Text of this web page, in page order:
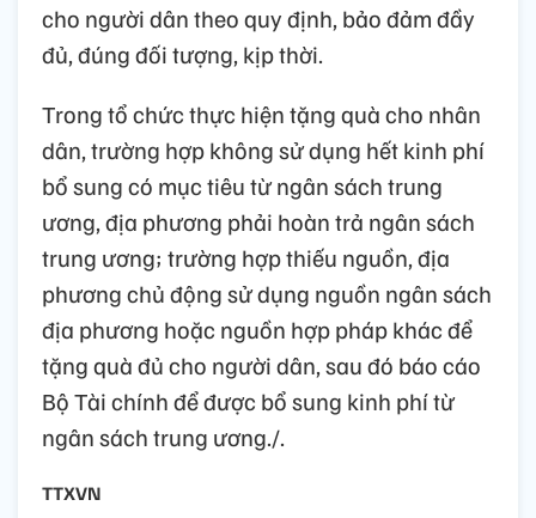
cho người dân theo quy định, bảo đảm đầy
đủ, đúng đối tượng, kịp thời.
Trong tổ chức thực hiện tặng quà cho nhân
dân, trường hợp không sử dụng hết kinh phí
bổ sung có mục tiêu từ ngân sách trung
ương, địa phương phải hoàn trả ngân sách
trung ương; trường hợp thiếu nguồn, địa
phương chủ động sử dụng nguồn ngân sách
địa phương hoặc nguồn hợp pháp khác để
tặng quà đủ cho người dân, sau đó báo cáo
Bộ Tài chính để được bổ sung kinh phí từ
ngân sách trung ương./.
TTXVN